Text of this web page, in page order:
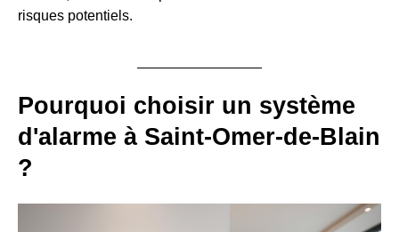
risques potentiels.
Pourquoi choisir un système
d'alarme à Saint-Omer-de-Blain
?